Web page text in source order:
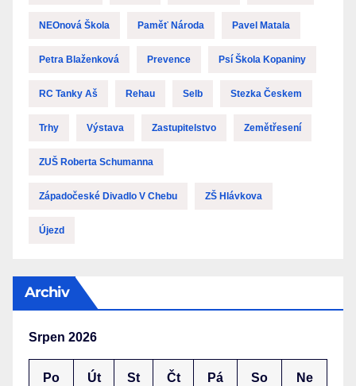
NEOnová Škola Paměť Národa Pavel Matala
Petra Blaženková Prevence Psí Škola Kopaniny
RC Tanky Aš Rehau Selb Stezka Českem
Trhy Výstava Zastupitelstvo Zemětřesení
ZUŠ Roberta Schumanna
Západočeské Divadlo V Chebu ZŠ Hlávkova
Újezd
Archiv
Srpen 2026
Po Út St Čt Pá So Ne